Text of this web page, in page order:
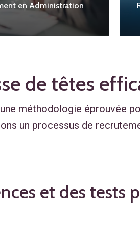
en Administration
de têtes
méthodologie éprouvée
un processus de
et des tests